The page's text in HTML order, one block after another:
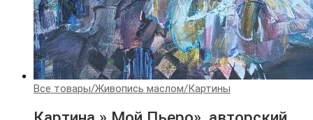
Все товары/Живопись маслом/Картины